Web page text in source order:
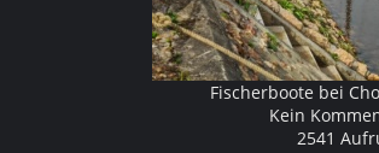
Fischerboote bei
Kein
2541